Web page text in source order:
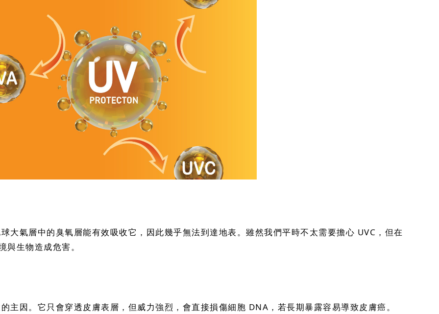
大氣層中的臭氧層能有效吸收它，因此幾乎無法到達地表。雖然我們平時不太需要擔心 UVC，但在
生物造成危害。
主因。它只會穿透皮膚表層，但威力強烈，會直接損傷細胞 DNA，若長期暴露容易導致皮膚癌。